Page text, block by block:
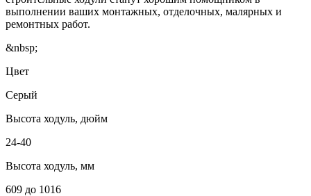
выполнении ваших монтажных, отделочных, малярных и
ремонтных работ.
&nbsp;
Цвет
Серый
Высота ходуль, дюйм
24-40
Высота ходуль, мм
609 до 1016